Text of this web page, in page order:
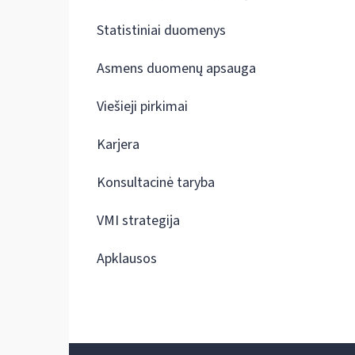
Statistiniai duomenys
Asmens duomenų apsauga
Viešieji pirkimai
Karjera
Konsultacinė taryba
VMI strategija
Apklausos